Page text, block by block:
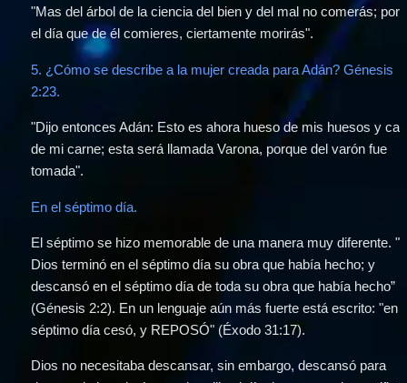
"Mas del árbol de la ciencia del bien y del mal no comerás;
el día que de él comieres, ciertamente morirás".
5. ¿Cómo se describe a la mujer creada para Adán? Génesis
2:23.
"Dijo entonces Adán: Esto es ahora hueso de mis huesos y
de mi carne; esta será llamada Varona, porque del varón fue
tomada".
En el séptimo día.
El séptimo se hizo memorable de una manera muy diferente.
Dios terminó en el séptimo día su obra que había hecho; y
descansó en el séptimo día de toda su obra que había hecho”
(Génesis 2:2). En un lenguaje aún más fuerte está escrito: "en
séptimo día cesó, y REPOSÓ" (Éxodo 31:17).
Dios no necesitaba descansar, sin embargo, descansó para